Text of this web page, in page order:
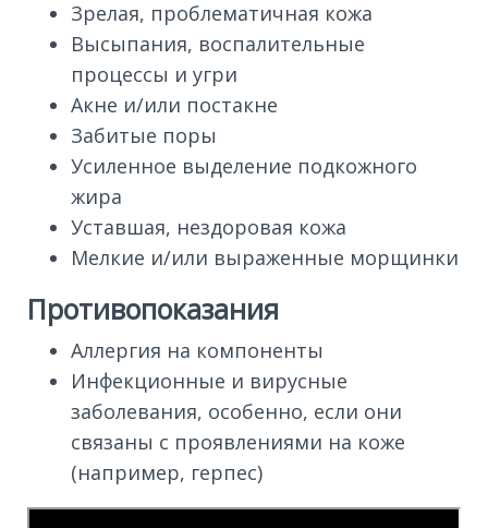
Зрелая, проблематичная кожа
Высыпания, воспалительные
процессы и угри
Акне и/или постакне
Забитые поры
Усиленное выделение подкожного
жира
Уставшая, нездоровая кожа
Мелкие и/или выраженные морщинки
Противопоказания
Аллергия на компоненты
Инфекционные и вирусные
заболевания, особенно, если они
связаны с проявлениями на коже
(например, герпес)